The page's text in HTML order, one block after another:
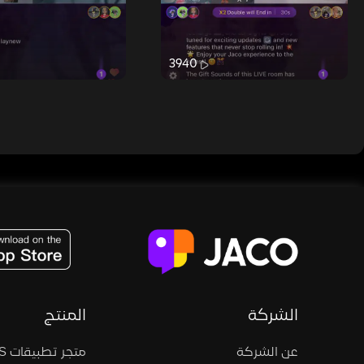
3940
الشركة
عن الشركة
المنتج
متجر تطبيقات iOS